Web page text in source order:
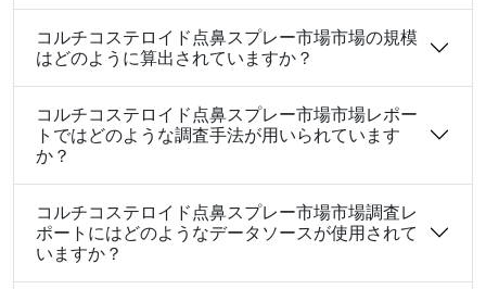
コルチコステロイド点鼻スプレー市場市場の規模
はどのように算出されていますか？
コルチコステロイド点鼻スプレー市場市場レポー
トではどのような調査手法が用いられています
か？
コルチコステロイド点鼻スプレー市場市場調査レ
ポートにはどのようなデータソースが使用されて
いますか？